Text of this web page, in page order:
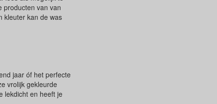
producten van van
kleuter kan de was
jaar óf het perfecte
vrolijk gekleurde
lekdicht en heeft je